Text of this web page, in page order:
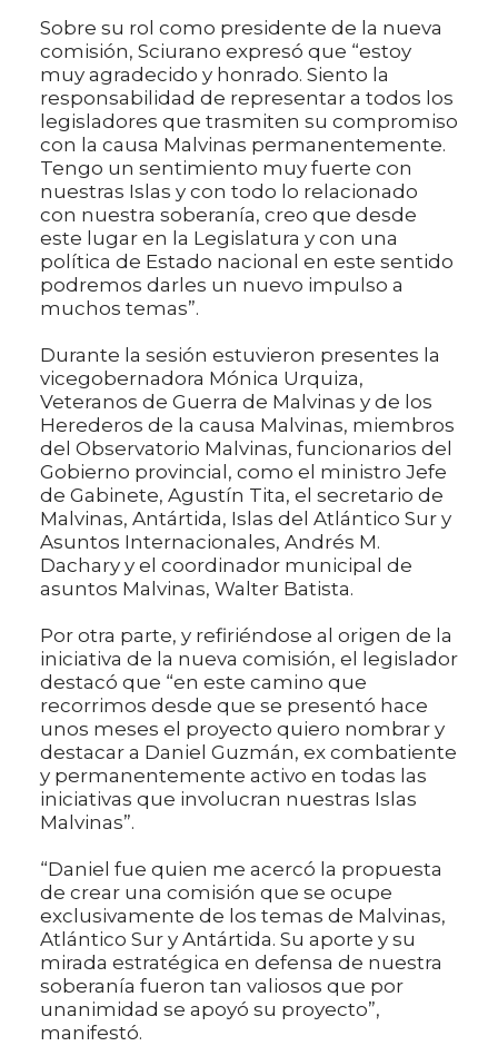
Sobre su rol como presidente de la nueva
comisión, Sciurano expresó que “estoy
muy agradecido y honrado. Siento la
responsabilidad de representar a todos los
legisladores que trasmiten su compromiso
con la causa Malvinas permanentemente.
Tengo un sentimiento muy fuerte con
nuestras Islas y con todo lo relacionado
con nuestra soberanía, creo que desde
este lugar en la Legislatura y con una
política de Estado nacional en este sentido
podremos darles un nuevo impulso a
muchos temas”.
Durante la sesión estuvieron presentes la
vicegobernadora Mónica Urquiza,
Veteranos de Guerra de Malvinas y de los
Herederos de la causa Malvinas, miembros
del Observatorio Malvinas, funcionarios del
Gobierno provincial, como el ministro Jefe
de Gabinete, Agustín Tita, el secretario de
Malvinas, Antártida, Islas del Atlántico Sur y
Asuntos Internacionales, Andrés M.
Dachary y el coordinador municipal de
asuntos Malvinas, Walter Batista.
Por otra parte, y refiriéndose al origen de la
iniciativa de la nueva comisión, el legislador
destacó que “en este camino que
recorrimos desde que se presentó hace
unos meses el proyecto quiero nombrar y
destacar a Daniel Guzmán, ex combatiente
y permanentemente activo en todas las
iniciativas que involucran nuestras Islas
Malvinas”.
“Daniel fue quien me acercó la propuesta
de crear una comisión que se ocupe
exclusivamente de los temas de Malvinas,
Atlántico Sur y Antártida. Su aporte y su
mirada estratégica en defensa de nuestra
soberanía fueron tan valiosos que por
unanimidad se apoyó su proyecto”,
manifestó.